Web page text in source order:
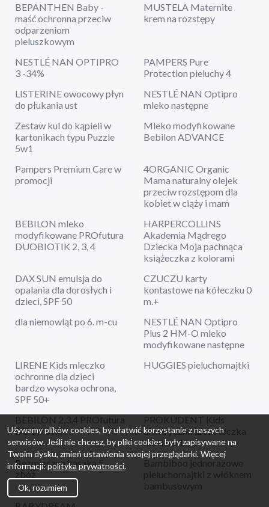
BEPANTHEN Baby -
maść ochronna przeciw
odparzeniom
pieluszkowym
MUSTELA Maternite
krem na rozstępy
NESTLÉ NAN OPTIPRO
3 -34%
PAMPERS Pure
Protection pieluchy 4
LISTERINE owocowy płyn
do płukania ust
NESTLÉ NAN Optipro
mleko następne
Zestaw kul do kąpieli w
kartonikach typu Puzzle
5w1
Mleko modyfikowane
Bebilon ADVANCE
Pampers Premium Care w
promocji
4ORGANIC Organic
Mama naturalny olejek
przeciw rozstępom dla
kobiet w ciąży i mam
BEBILON mleko
modyfikowane PROfutura
DUOBIOTIK 2, 3, 4
HARPERCOLLINS
Akademia Mądrego
Dziecka Moja pachnąca
książeczka z kolorami
DAX SUN emulsja do
opalania dla dorosłych i
dzieci, SPF 50
CZUCZU karty
kontastowe na kółeczku 0
m.+
dla niemowląt po 6. m-cu
NESTLÉ NAN Optipro
Plus 2 HM-O mleko
modyfikowane następne
LIRENE Kids mleczko
ochronne dla dzieci
bardzo wysoka ochrona,
SPF 50+
HUGGIES pieluchomajtki
BEBILON 2,3,4 PROfutura
DUObiotik
PROKUDENT Kids
elektryczna szczoteczka
dla dzieci
Bezmleczna kaszka 5
zbóż
Bambiboo jednorazowe
pieluchomajtki z włóknem
bambusowym
Używamy plików cookies, by ułatwić korzystanie z naszych
serwisów. Jeśli nie chcesz, by pliki cookies były zapisywane na
Twoim dysku, zmień ustawienia swojej przeglądarki. Więcej
informacji:polityka prywatności.
Ok, rozumiem